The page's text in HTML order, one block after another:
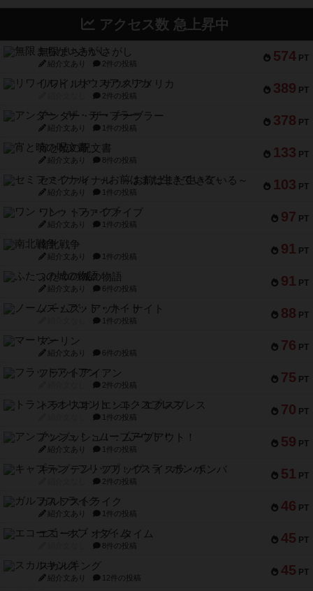
アクセス数 急上昇中
574 PT
無限まちがいさがし
紹介文あり 2件の投稿
389 PT
リワイルド：サウスアメリカ
2件の投稿
378 PT
アンダー・ザ・テーブラー
紹介文あり 1件の投稿
133 PT
宵と暁の呪文書
紹介文あり 8件の投稿
103 PT
セミファイナル ～お前はまだ生きている～
紹介文あり 1件の投稿
97 PT
ワン・トゥ・ファイブ
紹介文あり 1件の投稿
91 PT
南北戦争
紹介文あり 1件の投稿
91 PT
ふたつの城の物語
紹介文あり 6件の投稿
88 PT
ノームズ・アット・ナイト
1件の投稿
76 PT
マーリン
紹介文あり 6件の投稿
75 PT
フラットアイアン
2件の投稿
70 PT
トランスオリエント・エクスプレス
1件の投稿
59 PT
アンブッシュ！：ムーブアウト！
紹介文あり 1件の投稿
51 PT
キャプテン・フリップ：イスラ・ボンバ
2件の投稿
46 PT
ガルフストライク
紹介文あり 1件の投稿
45 PT
エコーズ・オブ・タイム
8件の投稿
45 PT
スカルキング
紹介文あり 12件の投稿